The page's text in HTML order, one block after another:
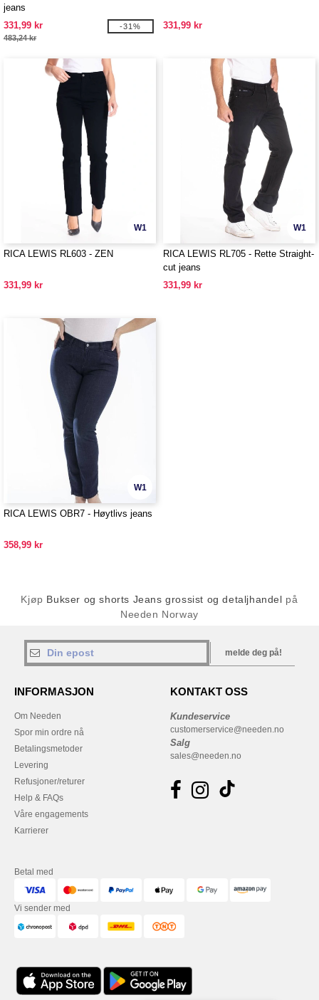
jeans
331,99 kr
483,24 kr
-31% 331,99 kr
W1
RICA LEWIS RL603 - ZEN
331,99 kr
W1
RICA LEWIS RL705 - Rette Straight-
cut jeans
331,99 kr
W1
RICA LEWIS OBR7 - Høytlivs jeans
358,99 kr
Kjøp Bukser og shorts Jeans grossist og detaljhandel på
Needen Norway
melde deg på!
INFORMASJON
Om Needen
Spor min ordre nå
Betalingsmetoder
Levering
Refusjoner/returer
Help & FAQs
Våre engagements
Karrierer
KONTAKT OSS
Kundeservice
customerservice@needen.no
Salg
sales@needen.no
Betal med
Vi sender med